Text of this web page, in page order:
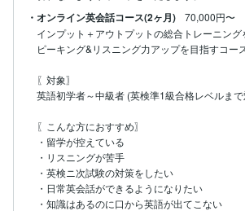
・オンライン英会話コース(2ヶ月)
70,000円〜
インプット＋アウトプットの総合トレーニン
ピーキング&リスニング力アップを目指すコー
〖対象〗
英語初学者～中級者 (英検準1級合格レベルま
〖こんな方におすすめ〗
・留学が控えている
・リスニングが苦手
・英検ニ次試験の対策をしたい
・日常英会話ができるようになりたい
・知識はあるのに口から英語が出てこない